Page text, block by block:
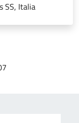
SS, Italia